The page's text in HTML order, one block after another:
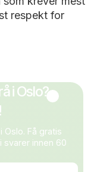
som krever
respekt for